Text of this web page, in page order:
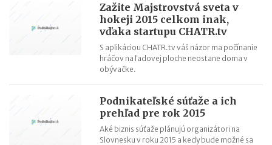
Mohla si vybrať medzi dovolenkou v Thajsku a vyšívacím
strojom. Zvolila druhú možnosť a svetu predstavila značku Just
Love
Pavel Čmelík (Hamleys): Na začiatku svojej kariéry som netušil,
že tento rok otvorím druhé najväčšie hračkárstvo na svete
Už po 5 mesiacoch na trhu senzory iniciatívneho Trenčana
monitorovali kontajnery v Sydney
Lekári jej dávali takmer nulové šance. Ona popri svojej liečbe
vytvorila slovenskú značku Oxywater
Zažite Majstrovstvá sveta v
hokeji 2015 celkom inak,
vďaka startupu CHATR.tv
S aplikáciou CHATR.tv váš názor ma počínanie
hráčov na ľadovej ploche neostane doma v
obývačke.
Podnikateľské súťaže a ich
prehľad pre rok 2015
Aké biznis súťaže plánujú organizátori na
Slovnesku v roku 2015 a kedy bude možné sa